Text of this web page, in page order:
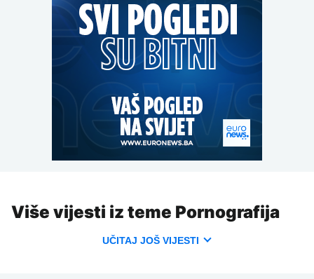
Više vijesti iz teme Pornografija
UČITAJ JOŠ VIJESTI